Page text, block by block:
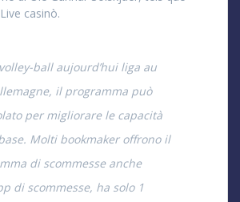
casinò.
ball aujourd’hui liga au
il programma può
per migliorare le capacità
Molti bookmaker offrono il
di scommesse anche
di scommesse, ha solo 1